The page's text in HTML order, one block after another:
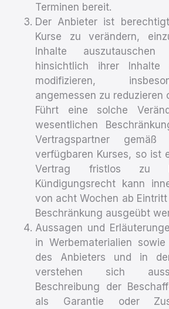
Terminen bereit.
Der Anbieter ist
Kurse zu verändern,
Inhalte
hinsichtlich ihrer Inhalte
modifizieren,
angemessen zu reduzieren
Führt eine solche
wesentlichen
Vertragspartner gemäß
verfügbaren Kurses, so ist
Vertrag fristlos zu
Kündigungsrecht kann
von acht Wochen ab
Beschränkung ausgeübt
Aussagen und
in Werbematerialien
des Anbieters und in
verstehen sich
Beschreibung der
als Garantie oder